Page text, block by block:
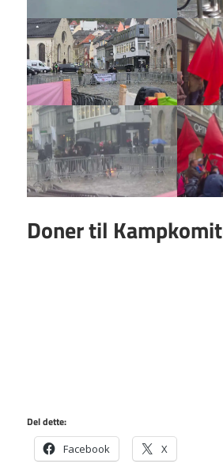
Doner til
Del dette:
Facebook X